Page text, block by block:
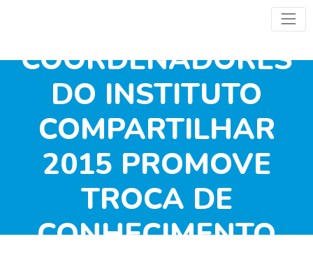
PROFESSORES E
COORDENADORES
DO INSTITUTO
COMPARTILHAR
2015 PROMOVE
TROCA DE
CONHECIMENTO